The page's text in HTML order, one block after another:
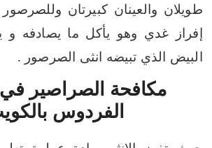
طويلان والعينان كبيرتان
إفراز غدي وهو يأكل ما يصادفه و
البيض الذي تبيضه انثى الصرصور .
مكافحة الصراصير
الفردوس